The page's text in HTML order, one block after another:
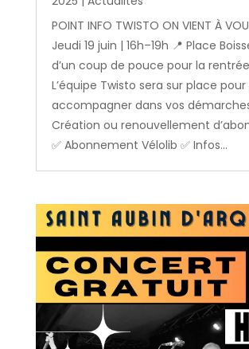
POINT INFO TWISTO ON VIENT À
Jeudi 19 juin | 16h–19h 📍 Place
d’un coup de pouce pour la
L’équipe Twisto sera sur place pour
accompagner dans vos
Création ou renouvellement
✅ Abonnement Vélolib ✅ Infos...